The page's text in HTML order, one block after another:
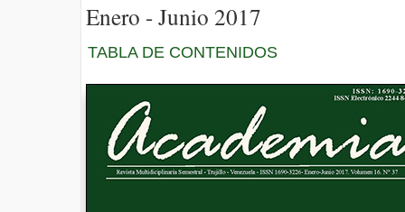
Enero - Junio 2017
TABLA DE CONTENIDOS